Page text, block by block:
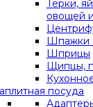
Терки,
овощей
Шпажки
Шприцы
Щипцы,
посуда